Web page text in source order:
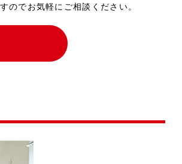
のでお気軽にご相談ください。